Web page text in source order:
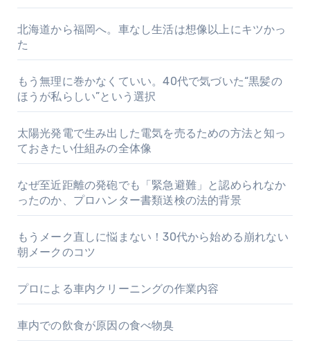
北海道から福岡へ。車なし生活は想像以上にキツかっ
た
もう無理に巻かなくていい。40代で気づいた“黒髪の
ほうが私らしい”という選択
太陽光発電で生み出した電気を売るための方法と知っ
ておきたい仕組みの全体像
なぜ至近距離の発砲でも「緊急避難」と認められなか
ったのか、プロハンター書類送検の法的背景
もうメーク直しに悩まない！30代から始める崩れない
朝メークのコツ
プロによる車内クリーニングの作業内容
車内での飲食が原因の食べ物臭